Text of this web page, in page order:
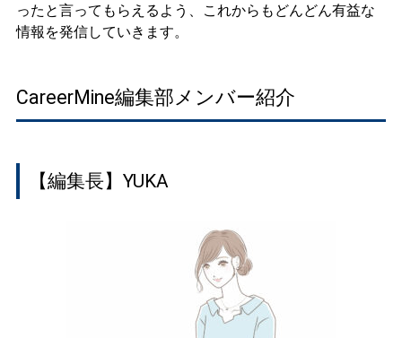
ったと言ってもらえるよう、これからもどんどん有益な
情報を発信していきます。
CareerMine編集部メンバー紹介
【編集長】YUKA